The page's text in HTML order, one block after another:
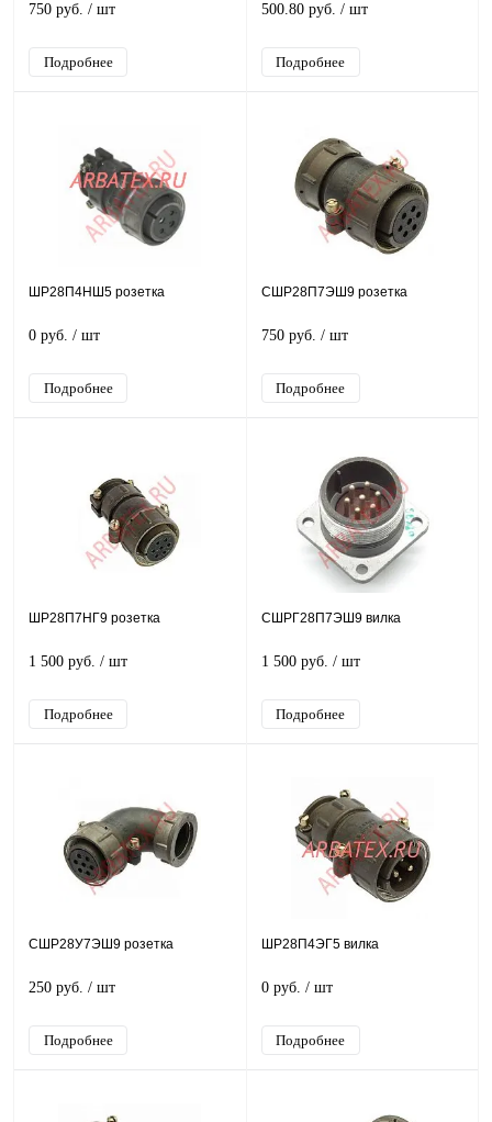
750 руб. / шт
Подробнее
500.80 руб. / шт
Подробнее
ШР28П4НШ5 розетка
0 руб. / шт
Подробнее
СШР28П7ЭШ9 розетка
750 руб. / шт
Подробнее
ШР28П7НГ9 розетка
1 500 руб. / шт
Подробнее
СШРГ28П7ЭШ9 вилка
1 500 руб. / шт
Подробнее
СШР28У7ЭШ9 розетка
250 руб. / шт
Подробнее
ШР28П4ЭГ5 вилка
0 руб. / шт
Подробнее